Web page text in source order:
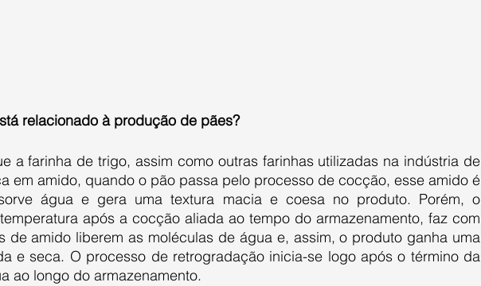
relacionado à produção de pães?
em amido, quando o pão passa pelo processo de cocção, esse amido é
água e gera uma textura macia e coesa no produto. Porém, o
após a cocção aliada ao tempo do armazenamento, faz com
de amido liberem as moléculas de água e, assim, o produto ganha uma
e seca. O processo de retrogradação inicia-se logo após o término da
ao longo do armazenamento.